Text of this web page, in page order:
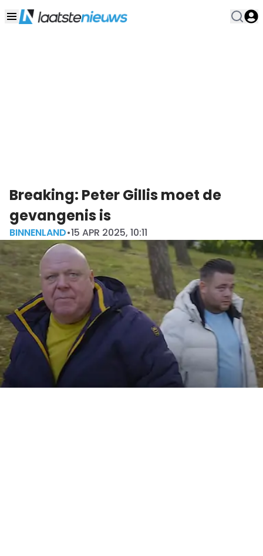
Breaking: Peter Gillis moet de
gevangenis is
BINNENLAND•15 APR 2025, 10:11